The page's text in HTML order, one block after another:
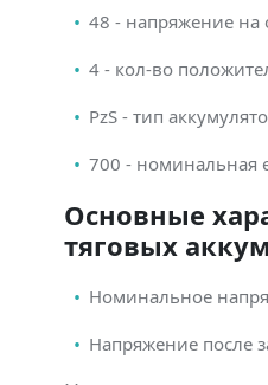
48 - напряжение на
4 - кол-во
PzS - тип
700 - номинальная
Основные
тяговых
Номинальное
Напряжение после